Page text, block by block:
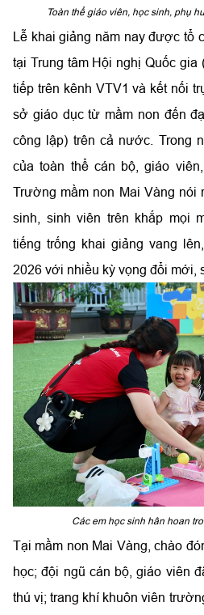
Toàn thể giáo viên, học sinh, phụ
Lễ khai giảng năm nay được tổ
tại Trung tâm Hội nghị Quốc gia
tiếp trên kênh VTV1 và kết nối
sở giáo dục từ mầm non đến
công lập) trên cả nước. Trong
của toàn thể cán bộ, giáo
Trường mầm non Mai Vàng nói
sinh, sinh viên trên khắp mọi
tiếng trống khai giảng vang
2026 với nhiều kỳ vọng đổi mới,
Các em học sinh hân hoan
Tại mầm non Mai Vàng, chào
học; đội ngũ cán bộ, giáo viên
thú vị; trang khí khuôn viên